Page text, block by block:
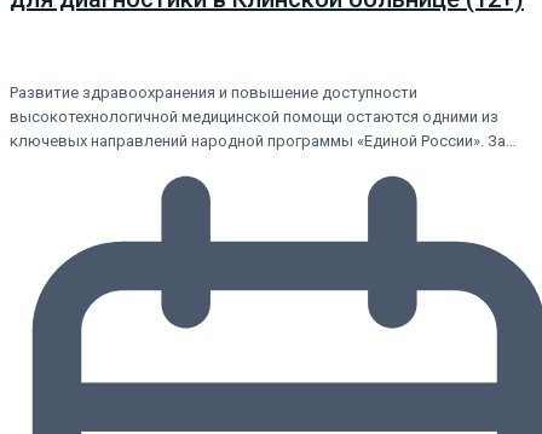
Развитие здравоохранения и повышение доступности
высокотехнологичной медицинской помощи остаются одними из
ключевых направлений народной программы «Единой России». За…